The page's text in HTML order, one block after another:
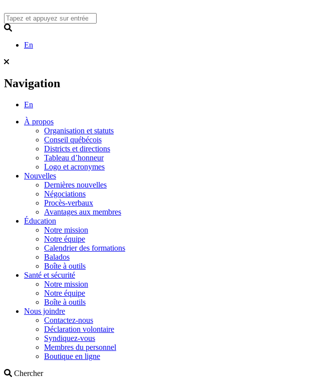
to
content
En
Navigation
En
À propos
Organisation et statuts
Conseil québécois
Districts et directions
Tableau d’honneur
Logo et acronymes
Nouvelles
Dernières nouvelles
Négociations
Procès-verbaux
Avantages aux membres
Éducation
Notre mission
Notre équipe
Calendrier des formations
Balados
Boîte à outils
Santé et sécurité
Notre mission
Notre équipe
Boîte à outils
Nous joindre
Contactez-nous
Déclaration volontaire
Syndiquez-vous
Membres du personnel
Boutique en ligne
ChercherSearch